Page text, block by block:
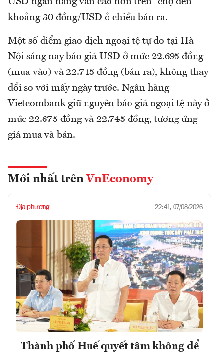
khoảng 30 đồng/USD ở chiều bán ra.
Một số điểm giao dịch ngoại tệ tự do tại Hà
Nội sáng nay báo giá USD ở mức 22.695 đồng
(mua vào) và 22.715 đồng (bán ra), không thay
đổi so với mấy ngày trước. Ngân hàng
Vietcombank giữ nguyên báo giá ngoại tệ này ở
mức 22.675 đồng và 22.745 đồng, tương ứng
giá mua và bán.
Mới nhất trên VnEconomy
Địa phương 22:41, 07/08/2026
Thành phố Huế quyết tâm không để